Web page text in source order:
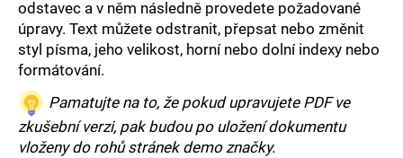
odstavec a v něm následně provedete požadované
úpravy. Text můžete odstranit, přepsat nebo změnit
styl písma, jeho velikost, horní nebo dolní indexy nebo
formátování.
Pamatujte na to, že pokud upravujete PDF ve
zkušební verzi, pak budou po uložení dokumentu
vloženy do rohů stránek demo značky.
j
e
t
e